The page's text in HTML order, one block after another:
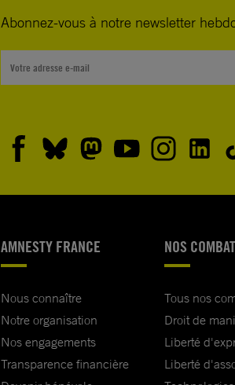
Abonnez-vous à notre newsletter
AMNESTY FRANCE
Nous connaître
Notre organisation
Nos engagements
Transparence financière
NOS
Tous nos
Droit de
Liberté
Liberté